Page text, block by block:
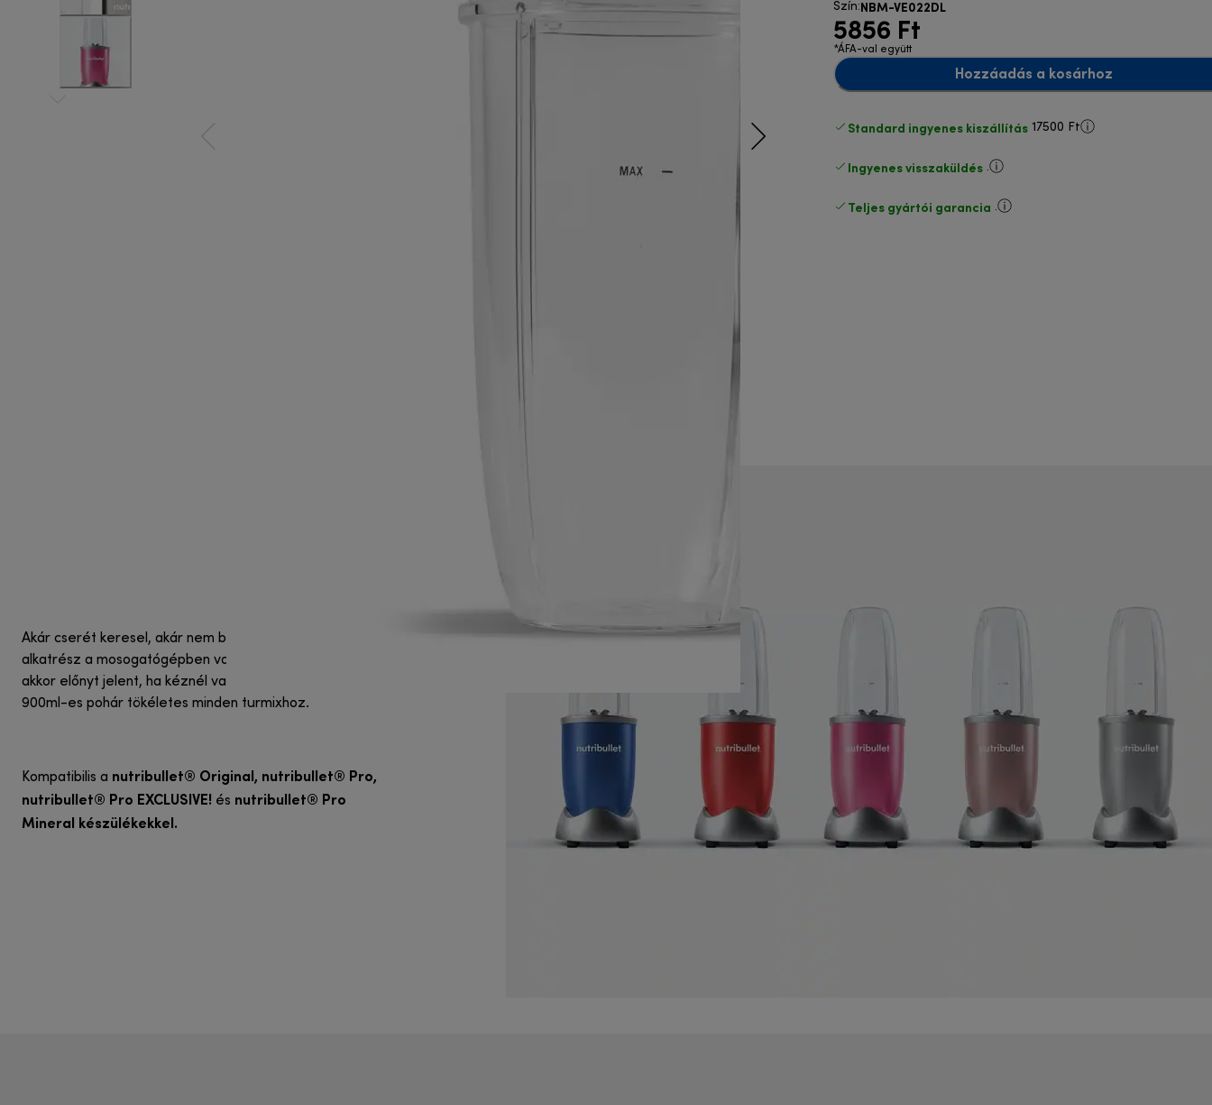
Szín:NBM-VE022DL
5856 Ft
*ÁFA-val együtt
Hozzáadás a kosárhoz
Standard ingyenes kiszállítás 17500 Ft
Ingyenes visszaküldés .
Teljes gyártói garancia .
Akár cserét keresel, akár nem bírod ki amíg a többi
alkatrész a mosogatógépben van és már turmixolnál,
akkor előnyt jelent, ha kéznél van egy extra pohár. Ez a
900ml-es pohár tökéletes minden turmixhoz.
Kompatibilis a nutribullet® Original, nutribullet® Pro,
nutribullet® Pro EXCLUSIVE! és nutribullet® Pro
Mineral készülékekkel.